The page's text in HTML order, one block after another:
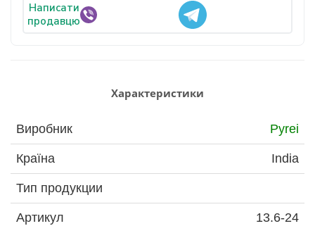
Написати
продавцю
Характеристики
Виробник Pyrei
Країна India
Тип продукции
Артикул 13.6-24